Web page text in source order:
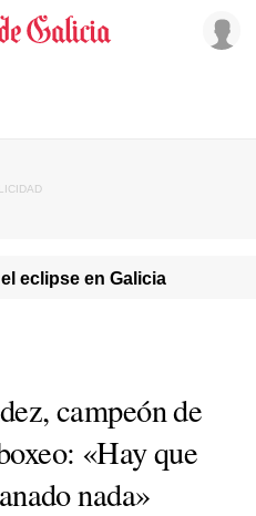
eclipse en Galicia
campeón de
«Hay que
nada»